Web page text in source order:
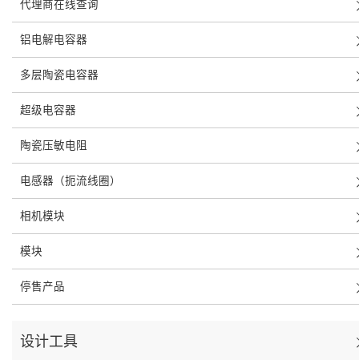
代理商在线查询
铝电解电容器
多层陶瓷电容器
超级电容器
陶瓷压敏电阻
电感器（扼流线圈）
相机模块
模块
停售产品
设计工具